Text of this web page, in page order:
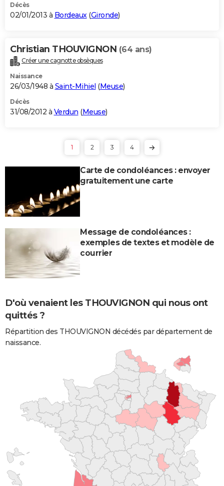
Décès
02/01/2013 à Bordeaux(Gironde)
Christian THOUVIGNON (64 ans)
Créer une cagnotte obsèques
Naissance
26/03/1948 à Saint-Mihiel (Meuse)
Décès
31/08/2012 à Verdun (Meuse)
1 2 3 4
Carte de condoléances : envoyer
gratuitement une carte
Message de condoléances :
exemples de textes et modèle de
courrier
D'où venaient les THOUVIGNON qui nous ont
quittés ?
Répartition des THOUVIGNON décédés par département de
naissance.